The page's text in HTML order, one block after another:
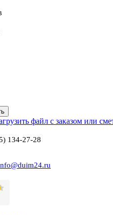
файл с заказом или
134-27-28